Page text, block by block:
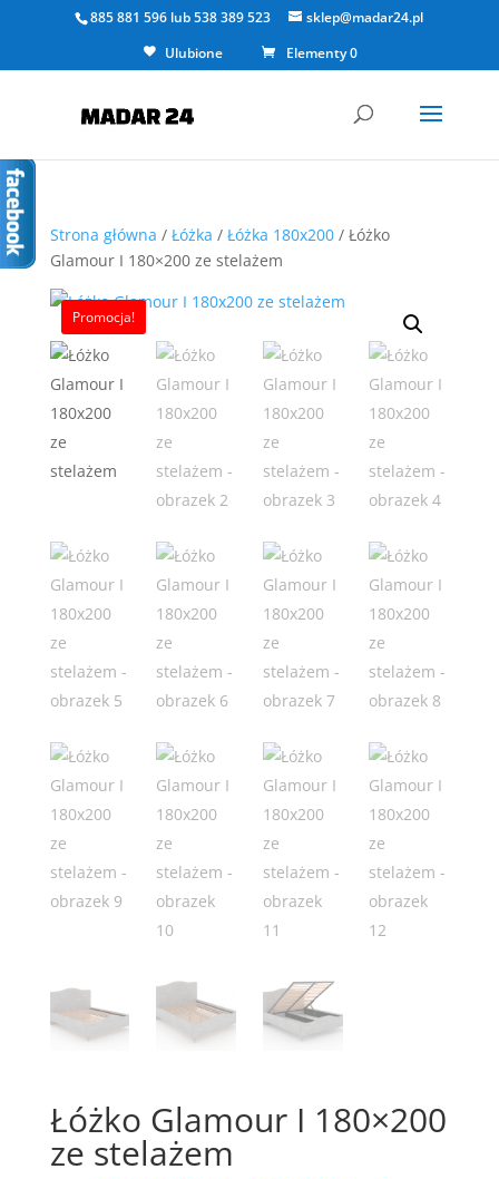
885 881 596 lub538 389 523
sklep@madar24.pl
Ulubione
Elementy 0
Strona główna / Łóżka / Łóżka 180x200/ Łóżko
Glamour I 180×200 ze stelażem
Promocja!
Łóżko Glamour I 180×200
ze stelażem